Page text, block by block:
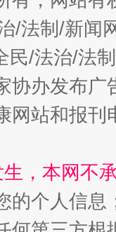
魏明亮
生
/法制/新闻
民/法治/法
协办发布
网站和报
，本网不
的个人信息